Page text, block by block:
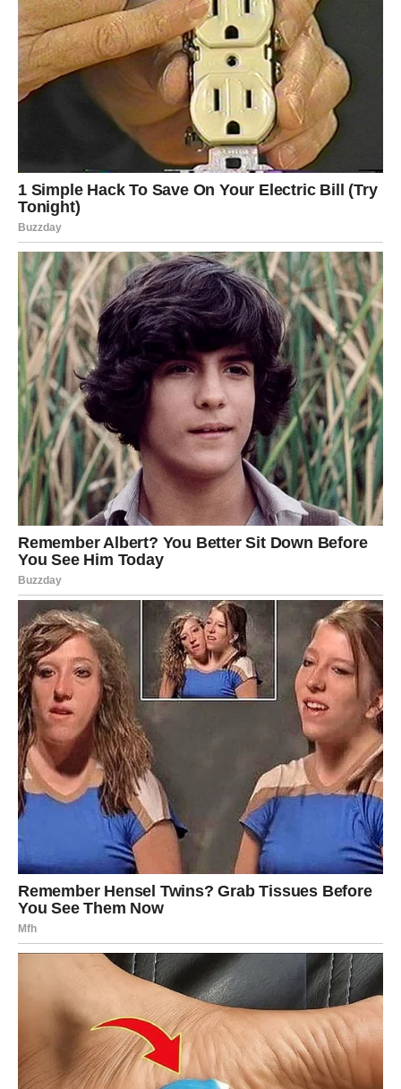
Možda ćeš promijeniti planove.
Možda ćeš otići na put.
Možda ćeš upoznati nekoga ko će ti potpuno promijeniti
pogled na život.
Najvažnije od svega jeste to što se vraća tvoj osmijeh.
Dugo si nosio/la teret koji drugi nisu ni primjećivali.
Ali sada dolazi period kada ćeš konačno osjetiti da se
nešto lijepo dešava baš tebi.
Jedna mala želja mogla bi se ostvariti mnogo brže nego
što očekuješ.
Pred tobom su dani puni svjetlosti, lijepih riječi i
pozitivnih iznenađenja.
NARANDŽASTA RUŽA
Ako si izabrao/la narandžastu ružu, tebe očekuje period
velikih promjena i veoma važnih odluka.
Ti si osoba koja dugo razmišlja prije nego što napravi
korak.
Ali sada dolazi trenutak kada više nećeš moći ostati na
istom mjestu.
Naredni dani donose energiju koja će te natjerati da
konačno uradiš ono što dugo odlažeš.
Možda ćeš prekinuti odnos koji te iscrpljuje.
Možda ćeš odlučiti da se udaljiš od ljudi koji ti donose
negativnu energiju.
A moguće je i da ćeš krenuti potpuno novim putem.
Narandžasta ruža simbol je hrabrosti i unutrašnje snage.